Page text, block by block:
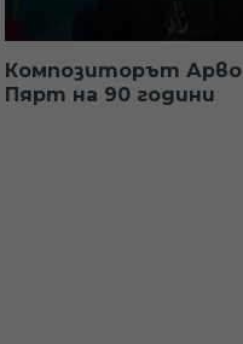
Композиторът Арво
Пярт на 90 години